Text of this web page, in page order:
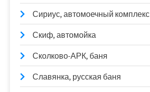
Сириус, автомоечный комплекс
Скиф, автомойка
Сколково-АРК, баня
Славянка, русская баня